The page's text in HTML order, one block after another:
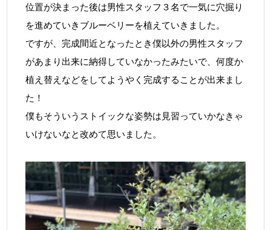
位置が決まった後は男性スタッフ３名で一気に穴掘り
を進めていきブルーベリーを植えていきました。
ですが、完成間近となったとき僕以外の男性スタッフ
があまり出来に納得していなかったみたいで、何度か
植え替えなどをしてようやく完成することが出来まし
た！
僕もそういうストイックな姿勢は見習っていかなきゃ
いけないなと改めて思いました。